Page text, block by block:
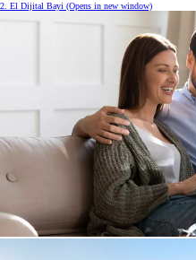
2. El Dijital Bayi (Opens in new window)